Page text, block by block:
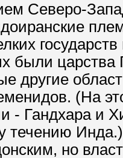
Северо-
были
другие
(На
- Гандхара и
течению
но